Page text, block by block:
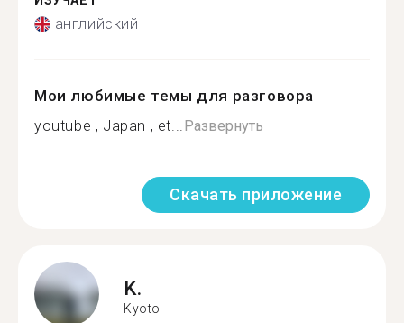
английский
Мои любимые темы для разговора
youtube , Japan , et...Развернуть
Скачать приложение
K.
Kyoto